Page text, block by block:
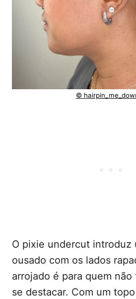
©
O pixie undercut introduz
ousado com os lados
arrojado é para quem
se destacar. Com um